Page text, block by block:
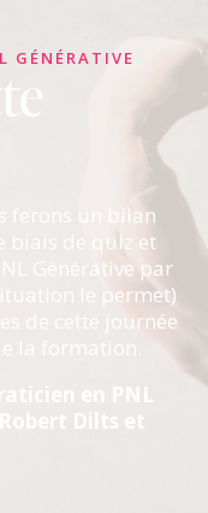
GÉNÉRATIVE
ferons un bilan
biais de quiz et
Générative par
le permet)
de cette journée
la formation.
en PNL
Dilts et